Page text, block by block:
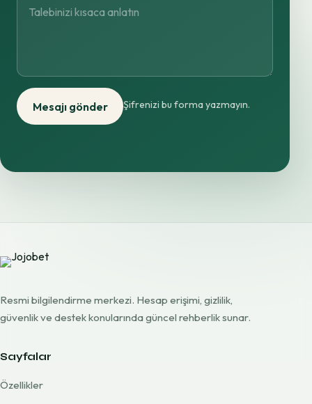
Mesajı gönder Şifrenizi bu forma yazmayın.
Resmi bilgilendirme merkezi. Hesap erişimi, gizlilik,
güvenlik ve destek konularında güncel rehberlik sunar.
Sayfalar
Özellikler